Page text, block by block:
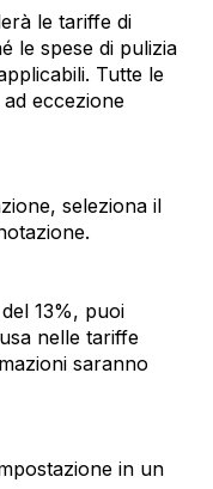
le tariffe di
le spese di pulizia
Tutte le
eccezione
seleziona il
13%, puoi
nelle tariffe
saranno
in un